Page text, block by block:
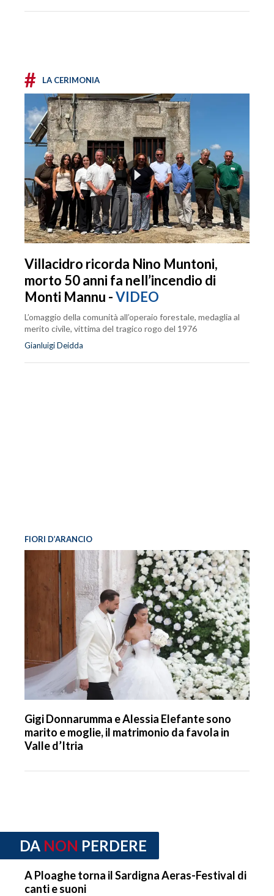
# LA CERIMONIA
Villacidro ricorda Nino Muntoni,
morto 50 anni fa nell’incendio di
Monti Mannu -VIDEO
L’omaggio della comunità all’operaio forestale, medaglia al
merito civile, vittima del tragico rogo del 1976
Gianluigi Deidda
FIORI D’ARANCIO
Gigi Donnarumma e Alessia Elefante sono
marito e moglie, il matrimonio da favola in
Valle d’Itria
DA NON PERDERE
A Ploaghe torna il Sardigna Aeras-Festival di
canti e suoni